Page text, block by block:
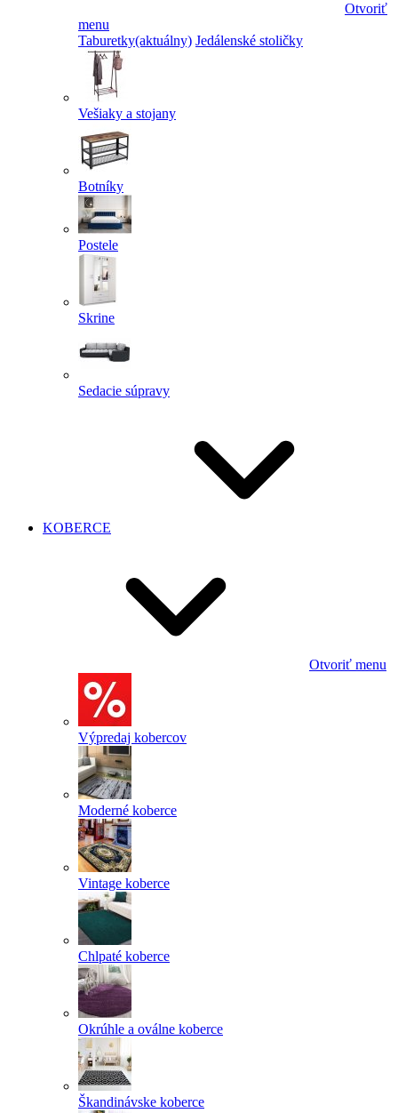
Otvoriť
menu
Taburetky(aktuálny) Jedálenské stoličky
Vešiaky a stojany
Botníky
Postele
Skrine
Sedacie súpravy
KOBERCE
Otvoriť menu
Výpredaj kobercov
Moderné koberce
Vintage koberce
Chlpaté koberce
Okrúhle a oválne koberce
Škandinávske koberce